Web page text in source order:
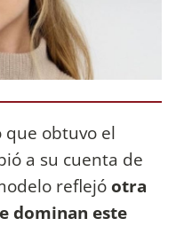
obtuvo el
a su cuenta de
reflejó otra
dominan este